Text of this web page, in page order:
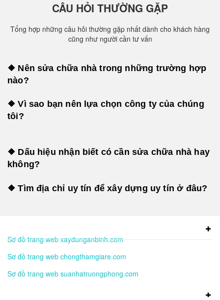
CÂU HỎI THƯỜNG GẶP
Tổng hợp những câu hỏi thường gặp nhất dành cho khách hàng
cũng như người cần tư vấn
❖ Nên sửa chữa nhà trong những trường hợp
nào?
❖ Vì sao bạn nên lựa chọn công ty của chúng
tôi?
❖ Dấu hiệu nhận biết có cần sửa chữa nhà hay
không?
❖ Tìm địa chỉ uy tín để xây dựng uy tín ở đâu?
Sơ đồ trang web xaydunganbinh.com
Sơ đồ trang web chongthamgiare.com
Sơ đồ trang web suanhatruongphong.com